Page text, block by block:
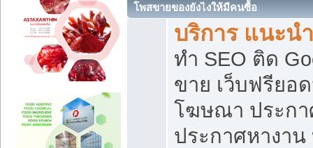
โพสขายของยังไงให้มีคนซื้อ
บริการ แนะน
ทำ SEO ติด
ขาย เว็บฟรียอ
โฆษณา ประกา
ประกาศหางา